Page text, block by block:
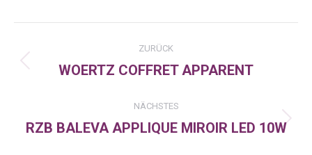
Kommentarnavigation
ZURÜCK
Vorheriger
WOERTZ COFFRET APPARENT
NÄCHSTES
Nächster
RZB BALEVA APPLIQUE MIROIR LED 10W